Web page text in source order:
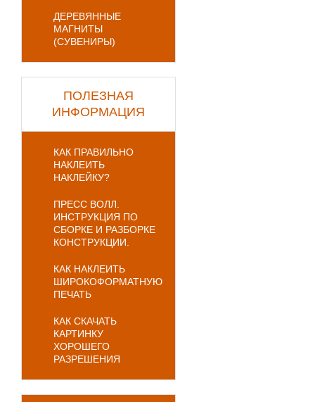
ДЕРЕВЯННЫЕ
МАГНИТЫ
(СУВЕНИРЫ)
ПОЛЕЗНАЯ
ИНФОРМАЦИЯ
КАК ПРАВИЛЬНО
НАКЛЕИТЬ
НАКЛЕЙКУ?
ПРЕСС ВОЛЛ.
ИНСТРУКЦИЯ ПО
СБОРКЕ И РАЗБОРКЕ
КОНСТРУКЦИИ.
КАК НАКЛЕИТЬ
ШИРОКОФОРМАТНУЮ
ПЕЧАТЬ
КАК СКАЧАТЬ
КАРТИНКУ
ХОРОШЕГО
РАЗРЕШЕНИЯ